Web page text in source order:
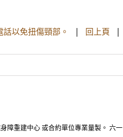
以免扭傷頸部。 | 回上頁 |
重建中心 或合約單位專業量製。 六